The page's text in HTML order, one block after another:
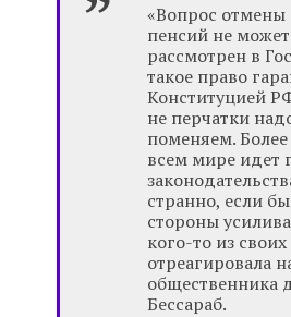
«Вопрос
пенсий не
рассмотрен в
такое право
Конституцией
не перчатки
поменяем.
всем мире идет
странно, если
стороны
кого-то из
отреагировала
общественника
Бессараб.